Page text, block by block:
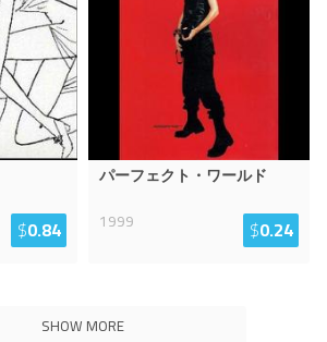
$0.84
パーフェクト・ワールド
1999
$0.24
SHOW MORE